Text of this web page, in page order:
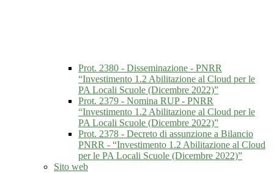
Prot. 2380 - Disseminazione - PNRR
“Investimento 1.2 Abilitazione al Cloud per le
PA Locali Scuole (Dicembre 2022)”
Prot. 2379 - Nomina RUP - PNRR
“Investimento 1.2 Abilitazione al Cloud per le
PA Locali Scuole (Dicembre 2022)”
Prot. 2378 - Decreto di assunzione a Bilancio
PNRR - “Investimento 1.2 Abilitazione al Cloud
per le PA Locali Scuole (Dicembre 2022)”
Sito web